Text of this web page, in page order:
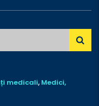
medicali, Medici,